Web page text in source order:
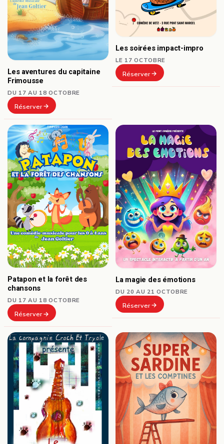
Les aventures du capitaine
Frimousse
DU 17 AU 18 OCTOBRE
Réserver
Les soirées impact-impro
LE 17 OCTOBRE
Réserver
Patapon et la forêt des
chansons
DU 17 AU 18 OCTOBRE
Réserver
La magie des émotions
DU 20 AU 21 OCTOBRE
Réserver